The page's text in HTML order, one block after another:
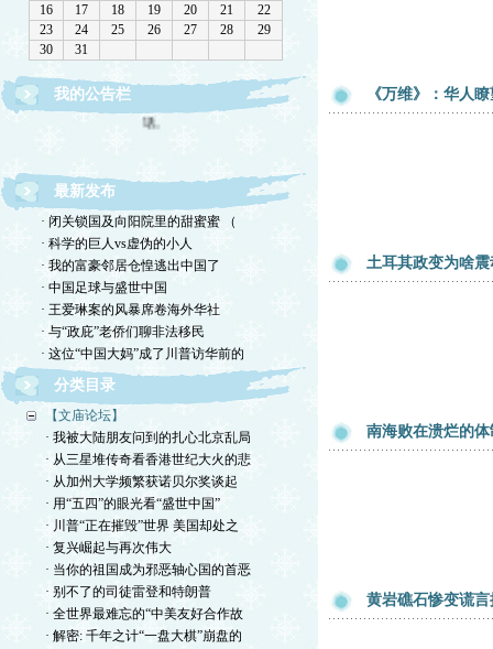
我的公告栏
欢迎转载，但请注明来源。理性讨论，拒绝一切脏
最新发布
· 闭关锁国及向阳院里的甜蜜蜜 （
· 科学的巨人vs虚伪的小人
· 我的富豪邻居仓惶逃出中国了
· 中国足球与盛世中国
· 王爱琳案的风暴席卷海外华社
· 与“政庇”老侨们聊非法移民
· 这位“中国大妈”成了川普访华前的
分类目录
【文庙论坛】
· 我被大陆朋友问到的扎心北京乱局
· 从三星堆传奇看香港世纪大火的悲
· 从加州大学频繁获诺贝尔奖谈起
· 用“五四”的眼光看“盛世中国”
· 川普“正在摧毁”世界 美国却处之
· 复兴崛起与再次伟大
· 当你的祖国成为邪恶轴心国的首恶
· 别不了的司徒雷登和特朗普
· 全世界最难忘的“中美友好合作故
· 解密: 千年之计“一盘大棋”崩盘的
《万维》：华人
土耳其政变为啥
南海败在溃烂的
黄岩礁石惨变谎